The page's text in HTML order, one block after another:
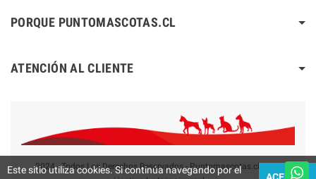
PORQUE PUNTOMASCOTAS.CL
ATENCIÓN AL CLIENTE
2024 - Todos Los Derechos Reservados - Puntomascotas.cl V2.0
Este sitio utiliza cookies. Si continúa navegando por el